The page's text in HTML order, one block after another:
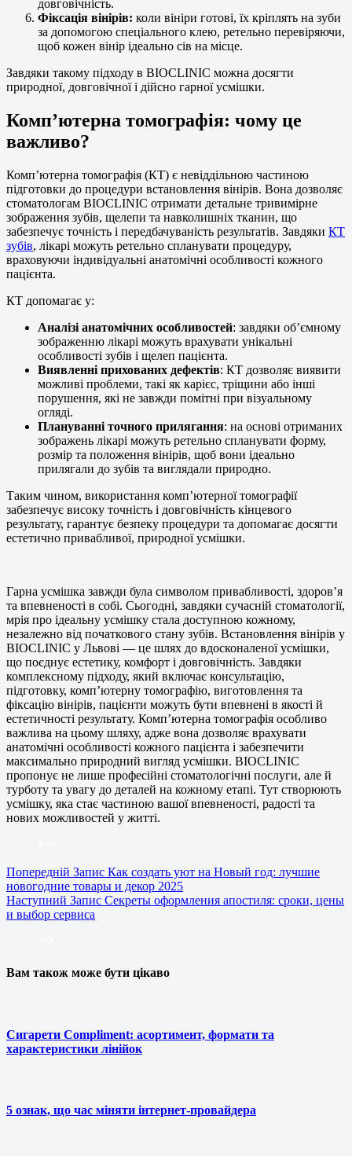
довговічність.
Фіксація вінірів: коли вініри готові, їх кріплять на зуби
за допомогою спеціального клею, ретельно перевіряючи,
щоб кожен вінір ідеально сів на місце.
Завдяки такому підходу в BIOCLINIC можна досягти
природної, довговічної і дійсно гарної усмішки.
Комп’ютерна томографія: чому це
важливо?
Комп’ютерна томографія (КТ) є невіддільною частиною
підготовки до процедури встановлення вінірів. Вона дозволяє
стоматологам BIOCLINIC отримати детальне тривимірне
зображення зубів, щелепи та навколишніх тканин, що
забезпечує точність і передбачуваність результатів. Завдяки КТ
зубів, лікарі можуть ретельно спланувати процедуру,
враховуючи індивідуальні анатомічні особливості кожного
пацієнта.
КТ допомагає у:
Аналізі анатомічних особливостей: завдяки об’ємному
зображенню лікарі можуть врахувати унікальні
особливості зубів і щелеп пацієнта.
Виявленні прихованих дефектів: КТ дозволяє виявити
можливі проблеми, такі як карієс, тріщини або інші
порушення, які не завжди помітні при візуальному
огляді.
Плануванні точного прилягання: на основі отриманих
зображень лікарі можуть ретельно спланувати форму,
розмір та положення вінірів, щоб вони ідеально
прилягали до зубів та виглядали природно.
Таким чином, використання комп’ютерної томографії
забезпечує високу точність і довговічність кінцевого
результату, гарантує безпеку процедури та допомагає досягти
естетично привабливої, природної усмішки.
Гарна усмішка завжди була символом привабливості, здоров’я
та впевненості в собі. Сьогодні, завдяки сучасній стоматології,
мрія про ідеальну усмішку стала доступною кожному,
незалежно від початкового стану зубів. Встановлення вінірів у
BIOCLINIC у Львові — це шлях до вдосконаленої усмішки,
що поєднує естетику, комфорт і довговічність. Завдяки
комплексному підходу, який включає консультацію,
підготовку, комп’ютерну томографію, виготовлення та
фіксацію вінірів, пацієнти можуть бути впевнені в якості й
естетичності результату. Комп’ютерна томографія особливо
важлива на цьому шляху, адже вона дозволяє врахувати
анатомічні особливості кожного пацієнта і забезпечити
максимально природний вигляд усмішки. BIOCLINIC
пропонує не лише професійні стоматологічні послуги, але й
турботу та увагу до деталей на кожному етапі. Тут створюють
усмішку, яка стає частиною вашої впевненості, радості та
нових можливостей у житті.
Попередній Запис Как создать уют на Новый год: лучшие
новогодние товары и декор 2025
Наступний Запис Секреты оформления апостиля: сроки, цены
и выбор сервиса
Вам також може бути цікаво
Сигарети Compliment: асортимент, формати та
характеристики лінійок
5 ознак, що час міняти інтернет-провайдера